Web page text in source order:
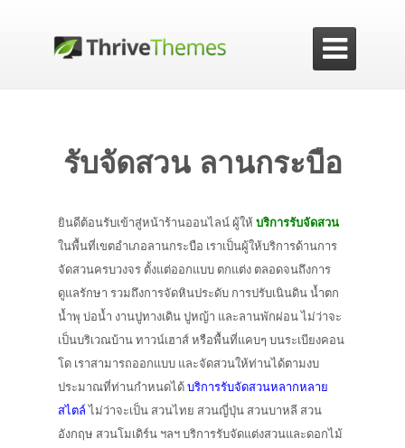

รับจัดสวน ลานกระบือ
ยินดีต้อนรับเข้าสู่หน้าร้านออนไลน์ ผู้ให้บริการรับจัดสวน
ในพื้นที่เขตอำเภอลานกระบือ เราเป็นผู้ให้บริการด้านการ
จัดสวนครบวงจร ตั้งแต่ออกแบบ ตกแต่ง ตลอดจนถึงการ
ดูแลรักษา รวมถึงการจัดหินประดับ การปรับเนินดิน น้ำตก
น้ำพุ บ่อน้ำ งานปูทางเดิน ปูหญ้า และลานพักผ่อน ไม่ว่าจะ
เป็นบริเวณบ้าน ทาวน์เฮาส์ หรือพื้นที่แคบๆ บนระเบียงคอน
โด เราสามารถออกแบบ และจัดสวนให้ท่านได้ตามงบ
ประมาณที่ท่านกำหนดได้บริการรับจัดสวนหลากหลาย
สไตล์ไม่ว่าจะเป็น สวนไทย สวนญี่ปุ่น สวนบาหลี สวน
อังกฤษ สวนโมเดิร์น ฯลฯ บริการรับจัดแต่งสวนและดอกไม้